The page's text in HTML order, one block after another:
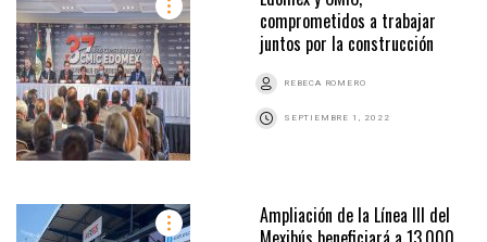
comprometidos a trabajar
juntos por la construcción
REBECA ROMERO
SEPTIEMBRE 1, 2022
Ampliación de la Línea lll del